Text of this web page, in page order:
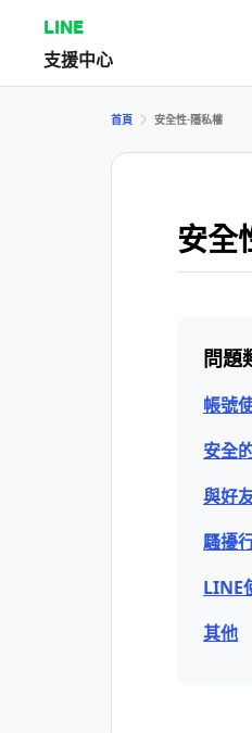
LINE
支援中心
首頁 安全性⋅隱私權
安全
問題
帳號
安全
與好
騷擾
LINE
其他